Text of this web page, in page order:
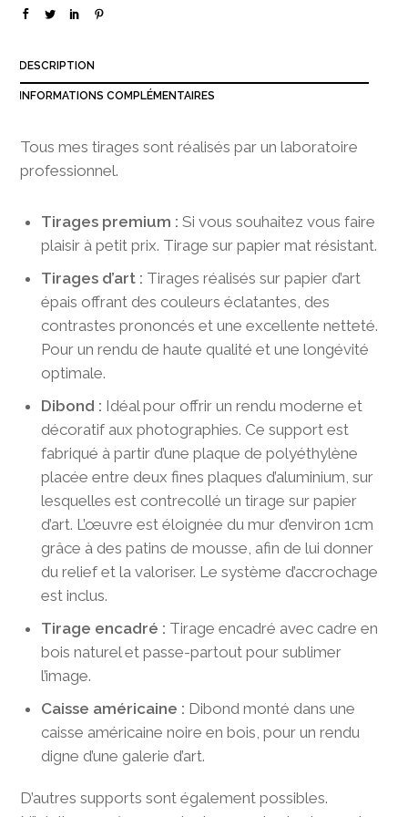
,
DESCRIPTION
INFORMATIONS COMPLÉMENTAIRES
Tous mes tirages sont réalisés par un laboratoire
professionnel.
Tirages premium : Si vous souhaitez vous faire
plaisir à petit prix. Tirage sur papier mat résistant.
Tirages d’art : Tirages réalisés sur papier d’art
épais offrant des couleurs éclatantes, des
contrastes prononcés et une excellente netteté.
Pour un rendu de haute qualité et une longévité
optimale.
Dibond : Idéal pour offrir un rendu moderne et
décoratif aux photographies. Ce support est
fabriqué à partir d’une plaque de polyéthylène
placée entre deux fines plaques d’aluminium, sur
lesquelles est contrecollé un tirage sur papier
d’art. L’œuvre est éloignée du mur d’environ 1cm
grâce à des patins de mousse, afin de lui donner
du relief et la valoriser. Le système d’accrochage
est inclus.
Tirage encadré : Tirage encadré avec cadre en
bois naturel et passe-partout pour sublimer
l’image.
Caisse américaine : Dibond monté dans une
caisse américaine noire en bois, pour un rendu
digne d’une galerie d’art.
D’autres supports sont également possibles.